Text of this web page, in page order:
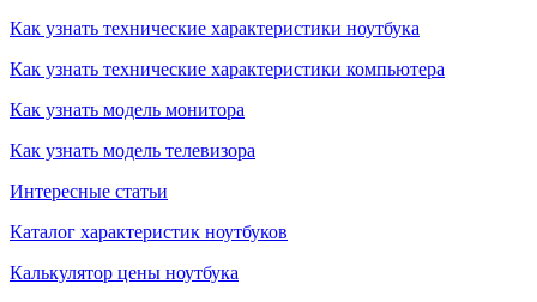
Как узнать технические характеристики ноутбука
Как узнать технические характеристики компьютера
Как узнать модель монитора
Как узнать модель телевизора
Интересные статьи
Каталог характеристик ноутбуков
Калькулятор цены ноутбука